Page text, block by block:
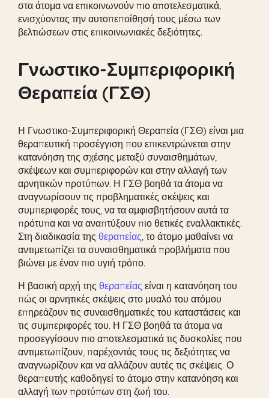
στα άτομα να επικοινωνούν πιο αποτελεσματικά,
ενισχύοντας την αυτοπεποίθησή τους μέσω των
βελτιώσεων στις επικοινωνιακές δεξιότητες.
Γνωστικο-Συμπεριφορική
Θεραπεία (ΓΣΘ)
Η Γνωστικο-Συμπεριφορική Θεραπεία (ΓΣΘ) είναι μια
θεραπευτική προσέγγιση που επικεντρώνεται στην
κατανόηση της σχέσης μεταξύ συναισθημάτων,
σκέψεων και συμπεριφορών και στην αλλαγή των
αρνητικών προτύπων. Η ΓΣΘ βοηθά τα άτομα να
αναγνωρίσουν τις προβληματικές σκέψεις και
συμπεριφορές τους, να τα αμφισβητήσουν αυτά τα
πρότυπα και να αναπτύξουν πιο θετικές εναλλακτικές.
Στη διαδικασία της θεραπείας , το άτομο μαθαίνει να
αντιμετωπίζει τα συναισθηματικά προβλήματα που
βιώνει με έναν πιο υγιή τρόπο.
Η βασική αρχή της θεραπείας είναι η κατανόηση του
πώς οι αρνητικές σκέψεις στο μυαλό του ατόμου
επηρεάζουν τις συναισθηματικές του καταστάσεις και
τις συμπεριφορές του. Η ΓΣΘ βοηθά τα άτομα να
προσεγγίσουν πιο αποτελεσματικά τις δυσκολίες που
αντιμετωπίζουν, παρέχοντάς τους τις δεξιότητες να
αναγνωρίζουν και να αλλάζουν αυτές τις σκέψεις. Ο
θεραπευτής καθοδηγεί το άτομο στην κατανόηση και
αλλαγή των προτύπων στη ζωή του.